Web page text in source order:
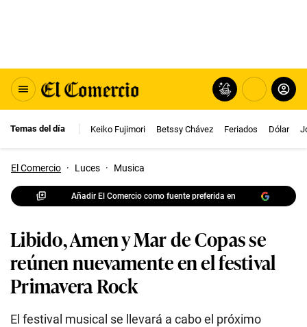
Temas del día Keiko Fujimori Betssy Chávez Feriados Dólar
El Comercio · Luces · Musica
Añadir El Comercio como fuente preferida en
Libido, Amen y Mar de Copas se
reúnen nuevamente en el festival
Primavera Rock
El festival musical se llevará a cabo el próximo